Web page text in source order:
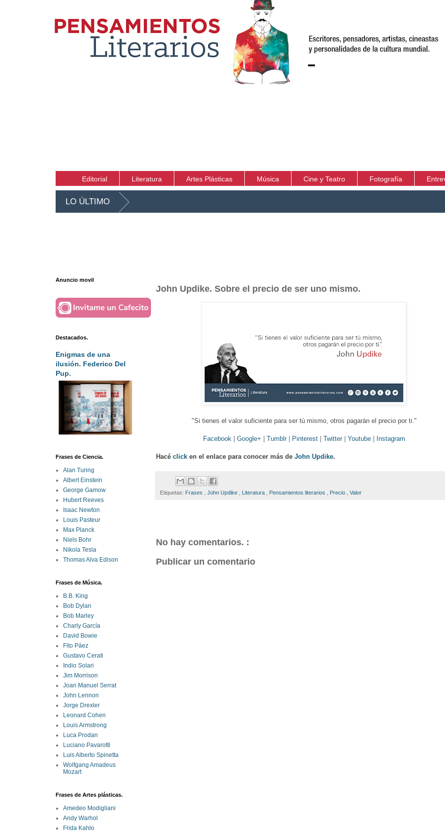
Editorial Literatura Artes Plásticas Música Cine y Teatro Fotografía
LO ÚLTIMO
John Updike. Sobre el precio de ser uno mismo.
"Si tienes el valor suficiente para ser tú mismo, otros pagarán el precio por ti ."
Facebook | Google+ | Tumblr| Pinterest| Twitter| Youtube| Instagram
Hacé click en el enlace para conocer más de John Updike.
Etiquetas: Frases John Updike Literatura Pensamientos literarios Precio Valor
No hay comentarios. :
Publicar un comentario
Anuncio movil
Destacados.
Enigmas de una
ilusión. Federico Del
Pup.
Frases de Ciencia.
Alan Turing
Albert Einstein
George Gamow
Hubert Reeves
Isaac Newton
Louis Pasteur
Max Planck
Niels Bohr
Nikola Tesla
Thomas Alva Edison
Frases de Música.
B.B. King
Bob Dylan
Bob Marley
Charly García
David Bowie
Fito Páez
Gustavo Cerati
Indio Solari
Jim Morrison
Joan Manuel Serrat
John Lennon
Jorge Drexler
Leonard Cohen
Louis Armstrong
Luca Prodan
Luciano Pavarotti
Luis Alberto Spinetta
Wolfgang Amadeus
Mozart
Frases de Artes plásticas.
Amedeo Modigliani
Andy Warhol
Frida Kahlo